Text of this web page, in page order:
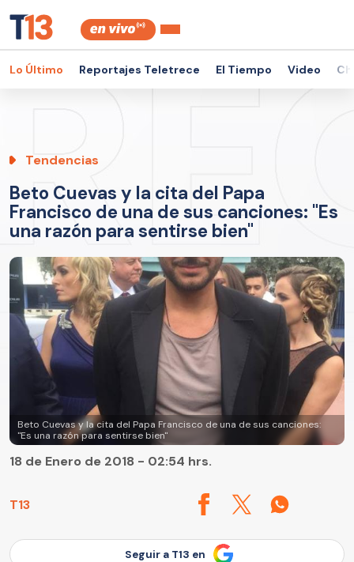
Lo Último Reportajes Teletrece El Tiempo Video
Tendencias
Beto Cuevas y la cita del Papa
Francisco de una de sus canciones: "Es
una razón para sentirse bien"
Beto Cuevas y la cita del Papa Francisco de una de sus canciones:
"Es una razón para sentirse bien"
T13
18 de Enero de 2018 - 02:54 hrs.
Seguir a T13 en